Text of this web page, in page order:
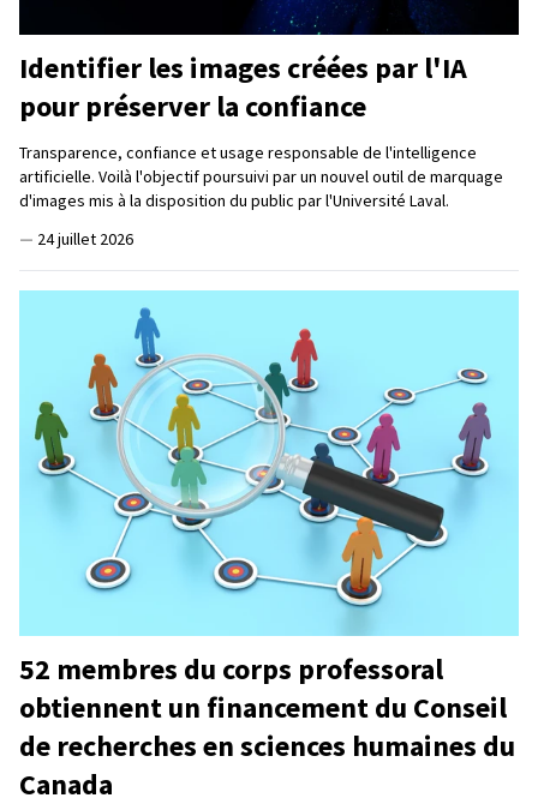
Identifier les images créées par l'IA
pour préserver la confiance
Transparence, confiance et usage responsable de l'intelligence
artificielle. Voilà l'objectif poursuivi par un nouvel outil de marquage
d'images mis à la disposition du public par l'Université Laval.
— 24 juillet 2026
52 membres du corps professoral
obtiennent un financement du Conseil
de recherches en sciences humaines du
Canada